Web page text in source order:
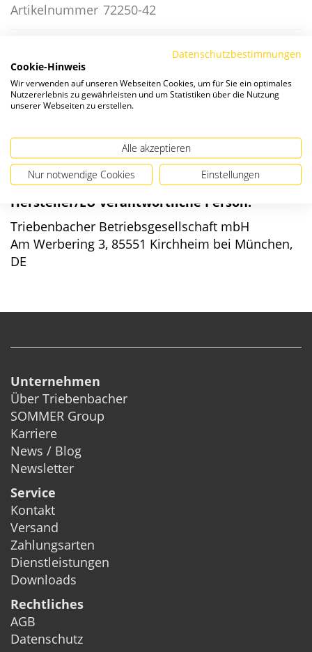
Artikelnummer 72250-42
Die Preise verstehen sich zzgl. ges. MwSt. undVersandkosten.
Verfügbarkeit:
Angaben zur Produktsicherheit
Hersteller/EU verantwortliche Person:
Triebenbacher Betriebsgesellschaft mbH
Am Werbering 3, 85551 Kirchheim bei München,
DE
Unternehmen
Über Triebenbacher
SOMMER Group
Karriere
News / Blog
Newsletter
Service
Kontakt
Versand
Zahlungsarten
Dienstleistungen
Downloads
Rechtliches
AGB
Datenschutz
Datenschutzbestimmungen
Cookie-Hinweis
Wir verwenden auf unseren Webseiten Cookies, um für Sie ein optimales
Nutzererlebnis zu gewährleisten und um Statistiken über die Nutzung
unserer Webseiten zu erstellen.
Alle akzeptieren
Nur notwendige Cookies Einstellungen